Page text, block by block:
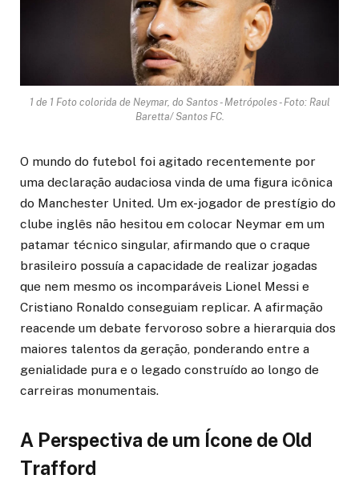
1 de 1 Foto colorida de Neymar, do Santos - Metrópoles - Foto: Raul
Baretta/ Santos FC.
O mundo do futebol foi agitado recentemente por
uma declaração audaciosa vinda de uma figura icônica
do Manchester United. Um ex-jogador de prestígio do
clube inglês não hesitou em colocar Neymar em um
patamar técnico singular, afirmando que o craque
brasileiro possuía a capacidade de realizar jogadas
que nem mesmo os incomparáveis Lionel Messi e
Cristiano Ronaldo conseguiam replicar. A afirmação
reacende um debate fervoroso sobre a hierarquia dos
maiores talentos da geração, ponderando entre a
genialidade pura e o legado construído ao longo de
carreiras monumentais.
A Perspectiva de um Ícone de Old
Trafford